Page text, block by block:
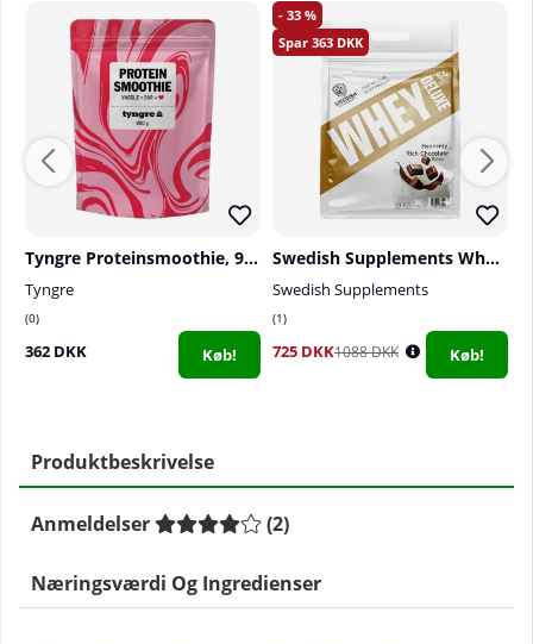
Tyngre Proteinsmoothie, 900 g
Tyngre
0
362 DKK Køb!
33
363
Swedish Supplements Whey Deluxe, 1800 g
Swedish Supplements
1
725 DKK1088 DKK Køb!
Produktbeskrivelse
Anmeldelser (2)
Næringsværdi Og Ingredienser